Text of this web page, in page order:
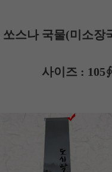
쏘스나 국물(미소장
사이즈 :